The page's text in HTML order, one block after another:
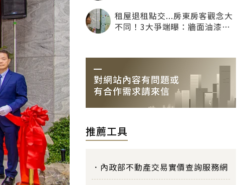
租屋退租點交...房東房客觀念大
不同！3大爭端曝：牆面油漆、
推薦工具
內政部不動產交易實價查詢服務網